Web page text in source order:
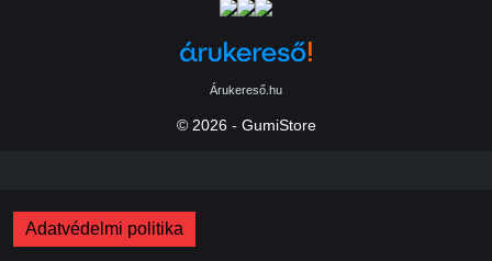
Árukereső.hu
© 2026 - GumiStore
Adatvédelmi politika